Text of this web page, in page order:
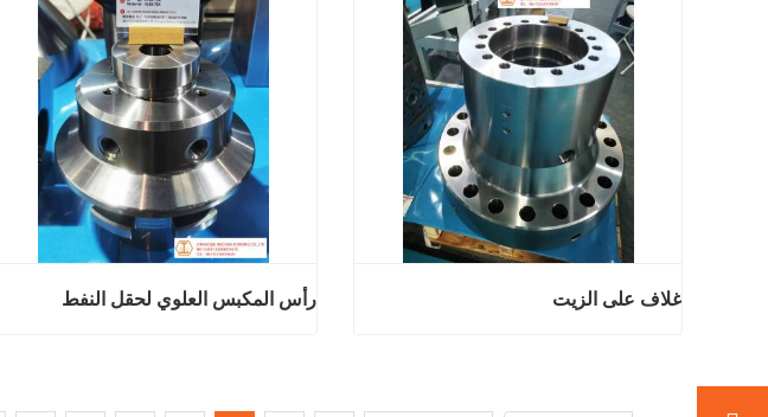
رأس المكبس العلوي لحقل النفط غلاف على الزيت